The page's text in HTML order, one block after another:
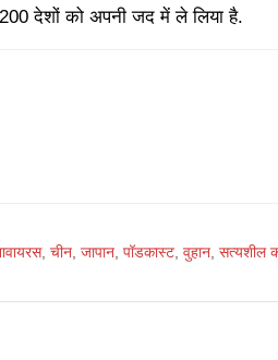
देशों को अपनी जद में ले लिया है.
, चीन, जापान, पॉडकास्ट, वुहान, सत्यशील